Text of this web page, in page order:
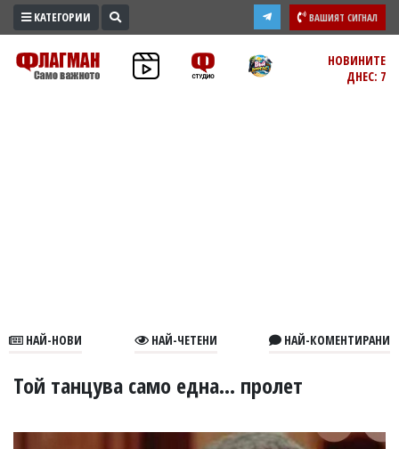
ПРОМО
ЗОНА
В
СПОРТ
КАТЕГОРИИ ВАШИЯТ СИГНАЛ
НОВИНИТЕ
ДНЕС: 7
НАЙ-НОВИ НАЙ-ЧЕТЕНИ НАЙ-КОМЕНТИРАНИ
Той танцува само една... пролет